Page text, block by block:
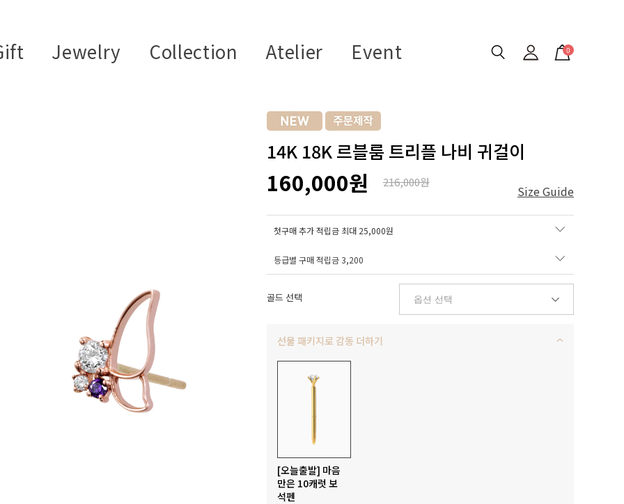
Jewelry Collection Atelier Event 0
14K 18K 르블룸 트리플 나비 귀걸이
160,000원 216,000원
Size Guide
첫구매 추가 적립금 최대 25,000원
등급별 구매 적립금3,200
골드 선택
선물 패키지로 감동 더하기
[오늘출발] 마음
만은 10캐럿 보
석펜